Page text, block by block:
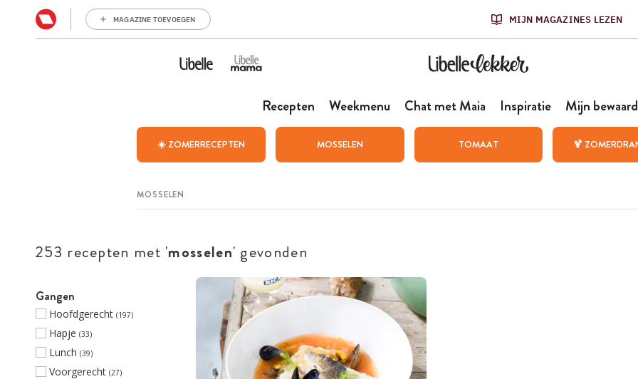
MAGAZINE TOEVOEGEN MIJN MAGAZINES LEZEN
Recepten Weekmenu Chat met Maia Inspiratie Mijn
☀️ ZOMERRECEPTEN MOSSELEN TOMAAT 🍹
253 recepten met 'mosselen' gevonden
Gangen
Hoofdgerecht (197)
Hapje (33)
Lunch (39)
Voorgerecht (27)